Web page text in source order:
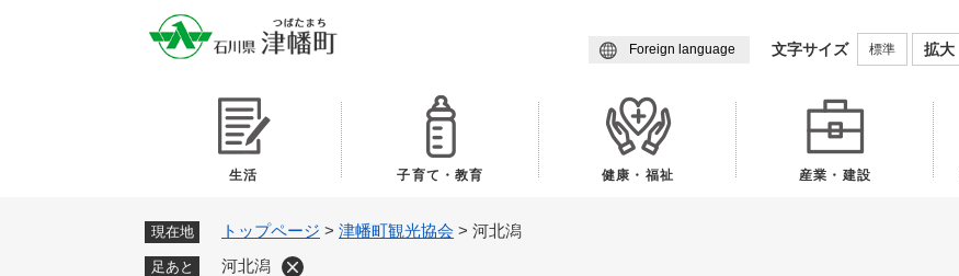
Foreign language 文字サイズ 標準 拡大
生活 子育て・教育 健康・福祉 産業・建設
現在地 トップページ > 津幡町観光協会 > 河北潟
足あと 河北潟